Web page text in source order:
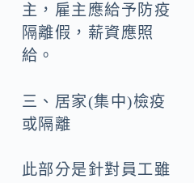
主，雇主應給予防疫
隔離假，薪資應照
給。
三、居家(集中)檢疫
或隔離
此部分是針對員工雖